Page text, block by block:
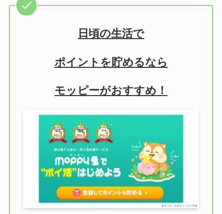
日頃の生活で
ポイントを貯めるなら
モッピーがおすすめ！